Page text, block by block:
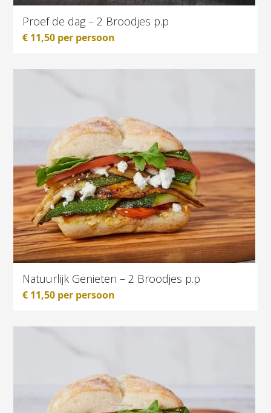
Proef de dag – 2 Broodjes p.p
€ 11,50 per persoon
Natuurlijk Genieten – 2 Broodjes p.p
€ 11,50 per persoon